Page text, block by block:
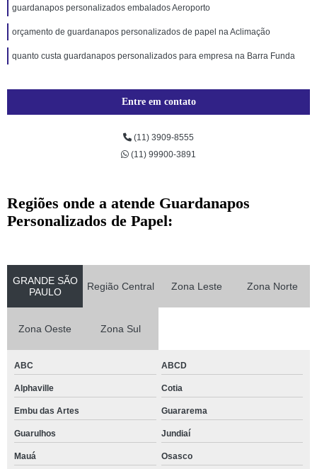
guardanapos personalizados embalados Aeroporto
orçamento de guardanapos personalizados de papel na Aclimação
quanto custa guardanapos personalizados para empresa na Barra Funda
Entre em contato
(11) 3909-8555
(11) 99900-3891
Regiões onde a atende Guardanapos
Personalizados de Papel:
GRANDE SÃO
PAULO
Região Central Zona Leste Zona Norte
Zona Oeste Zona Sul
ABC ABCD
Alphaville Cotia
Embu das Artes Guararema
Guarulhos Jundiaí
Mauá Osasco